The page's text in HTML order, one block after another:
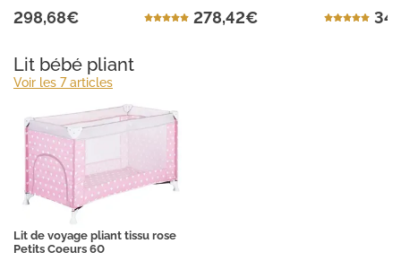
298,68€ 278,42€
Lit bébé pliant
Voir les 7 articles
Lit de voyage pliant tissu rose
Petits Coeurs 60